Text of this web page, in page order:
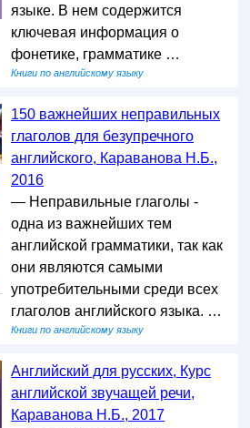
языке. В нем содержится
ключевая информация о
фонетике, грамматике …
Книги по английскому языку
150 важнейших неправильных
глаголов для безупречного
английского, Караванова Н.Б.,
2016
— Неправильные глаголы -
одна из важнейших тем
английской грамматики, так как
они являются самыми
употребительными среди всех
глаголов английского языка. …
Книги по английскому языку
Английский для русских, Курс
английской звучащей речи,
Караванова Н.Б., 2017